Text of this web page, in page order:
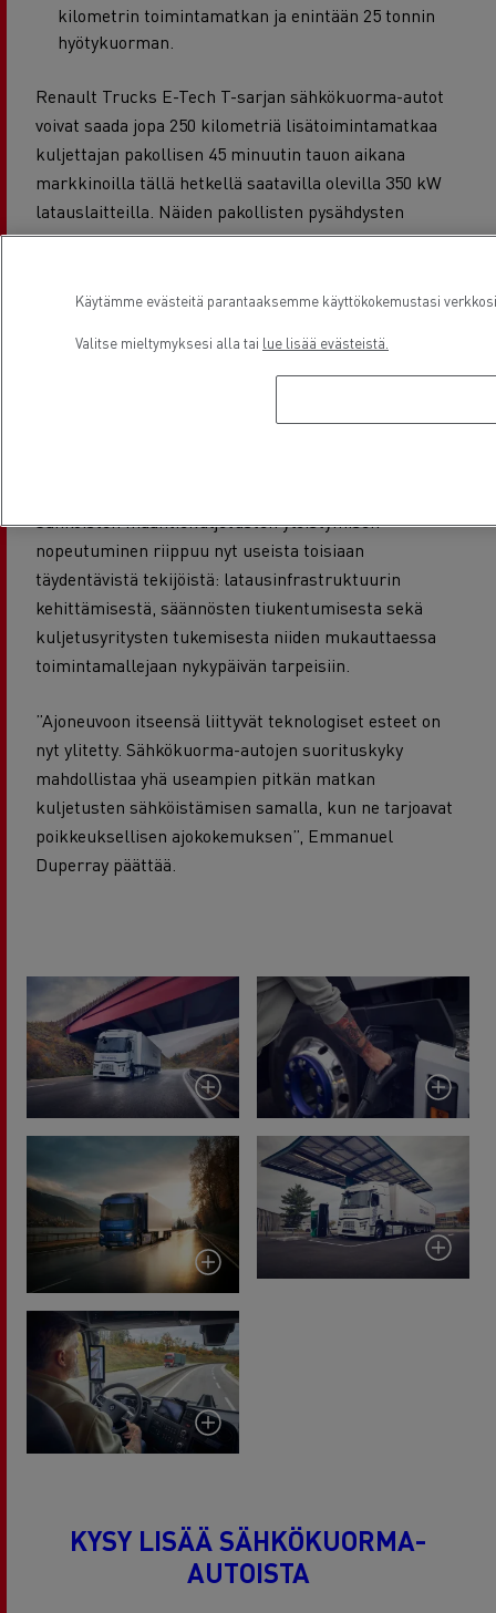
kilometrin toimintamatkan ja enintään 25 tonnin
hyötykuorman.
Renault Trucks E-Tech T-sarjan sähkökuorma-autot
voivat saada jopa 250 kilometriä lisätoimintamatkaa
kuljettajan pakollisen 45 minuutin tauon aikana
markkinoilla tällä hetkellä saatavilla olevilla 350 kW
latauslaitteilla. Näiden pakollisten pysähdysten
hyödyntäminen kasvattaa ajoneuvon käytettävissä
asennettujen akkujen vakuutena on enintään kuuden
vuoden tai 720 000 kilometrin takuu.Serenity Pack-
Sähköisten maantiekuljetusten yleistymisen
nopeutuminen riippuu nyt useista toisiaan
täydentävistä tekijöistä: latausinfrastruktuurin
kehittämisestä, säännösten tiukentumisesta sekä
kuljetusyritysten tukemisesta niiden mukauttaessa
toimintamallejaan nykypäivän tarpeisiin.
”Ajoneuvoon itseensä liittyvät teknologiset esteet on
nyt ylitetty. Sähkökuorma-autojen suorituskyky
mahdollistaa yhä useampien pitkän matkan
kuljetusten sähköistämisen samalla, kun ne tarjoavat
poikkeuksellisen ajokokemuksen”, Emmanuel
Duperray päättää.
KYSY LISÄÄ SÄHKÖKUORMA-
AUTOISTA
Käytämme evästeitä parantaaksemme käyttökokemustasi
Valitse mieltymyksesi alla tai lue lisää evästeistä.